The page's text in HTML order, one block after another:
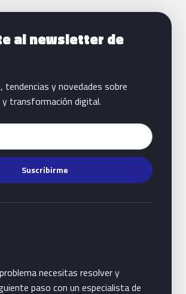
con Bluetab
al newsletter de
tendencias y novedades sobre
transformación digital.
Suscribirme
necesitas resolver y
paso con un especialista de